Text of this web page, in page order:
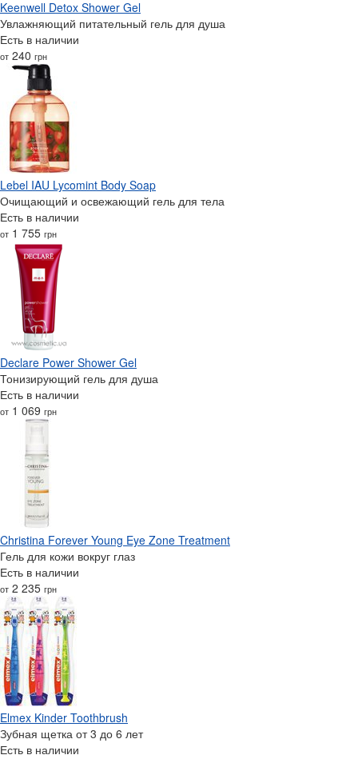
Keenwell Detox Shower Gel
Увлажняющий питательный гель для душа
Есть в наличии
от 240 грн
Lebel IAU Lycomint Body Soap
Очищающий и освежающий гель для тела
Есть в наличии
от 1 755 грн
Declare Power Shower Gel
Тонизирующий гель для душа
Есть в наличии
от 1 069 грн
Christina Forever Young Eye Zone Treatment
Гель для кожи вокруг глаз
Есть в наличии
от 2 235 грн
Elmex Kinder Toothbrush
Зубная щетка от 3 до 6 лет
Есть в наличии